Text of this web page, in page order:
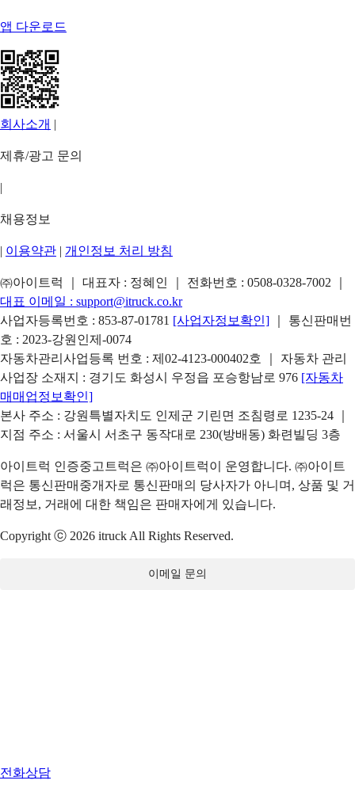
앱 다운로드
회사소개 |
제휴/광고 문의
|
채용정보
| 이용약관 | 개인정보 처리 방침
㈜아이트럭 ｜ 대표자 : 정혜인 ｜ 전화번호 : 0508-0328-7002
대표 이메일 : support@itruck.co.kr
사업자등록번호 : 853-87-01781 [사업자정보확인]
｜ 통신판매번
호 : 2023-강원인제-0074
자동차관리사업등록 번호 : 제02-4123-000402호 ｜ 자동차 관리
사업장 소재지 : 경기도 화성시 우정읍 포승항남로 976 [자동차
매매업정보확인]
본사 주소 : 강원특별자치도 인제군 기린면 조침령로 1235-24 ｜
지점 주소 : 서울시 서초구 동작대로 230(방배동) 화련빌딩 3층
아이트럭 인증중고트럭은 ㈜아이트럭이 운영합니다. ㈜아이트
럭은 통신판매중개자로 통신판매의 당사자가 아니며, 상품 및 거
래정보, 거래에 대한 책임은 판매자에게 있습니다.
Copyright ⓒ 2026 itruck All Rights Reserved.
이메일 문의
전화상담